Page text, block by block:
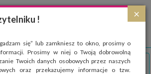
×
!
się” lub zamkniesz to okno, prosimy o
Prosimy w niej o Twoją dobrowolną
Twoich danych osobowych przez naszych
oraz przekazujemy informacje o tzw.
które służą głównie do celów statystycznych.
'cookies', zezwalasz na zapisanie ich w pamięci
polityki cookies